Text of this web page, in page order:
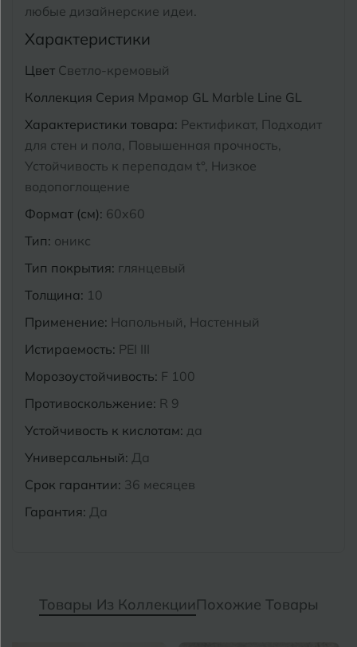
любые дизайнерские идеи.
Характеристики
Цвет Светло-кремовый
Коллекция Серия Мрамор GL Marble Line GL
Характеристики товара: Ректификат, Подходит
для стен и пола, Повышенная прочность,
Устойчивость к перепадам t°, Низкое
водопоглощение
Формат (см): 60x60
Тип: оникс
Тип покрытия: глянцевый
Толщина: 10
Применение: Напольный, Настенный
Истираемость: PEI III
Морозоустойчивость: F 100
Противоскольжение: R 9
Устойчивость к кислотам: да
Универсальный: Да
Срок гарантии: 36 месяцев
Гарантия: Да
Товары Из КоллекцииПохожие Товары
Ковров
Кострома
Котлас
Краснодар
Майкоп
Муром
У Улан-Удэ
Уфа